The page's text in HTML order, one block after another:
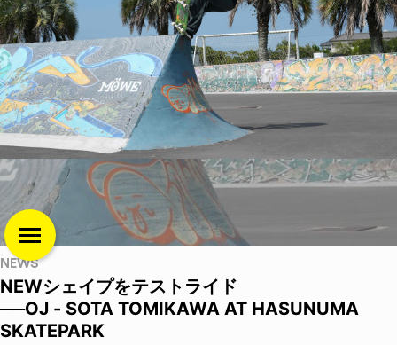
NEWS
NEWシェイプをテストライド
──OJ - SOTA TOMIKAWA AT HASUNUMA
SKATEPARK